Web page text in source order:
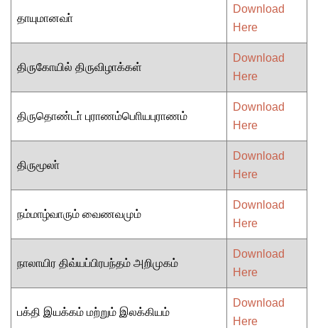
தாயுமானவா்
Download
Here
திருகோயில் திருவிழாக்கள்
Download
Here
திருதொண்டா் புராணம்பொியபுராணம்
Download
Here
திருமூலா்
Download
Here
நம்மாழ்வாரும் வைணவமும்
Download
Here
நாலாயிர திவ்யப்பிரபந்தம் அறிமுகம்
Download
Here
பக்தி இயக்கம் மற்றும் இலக்கியம்
Download
Here